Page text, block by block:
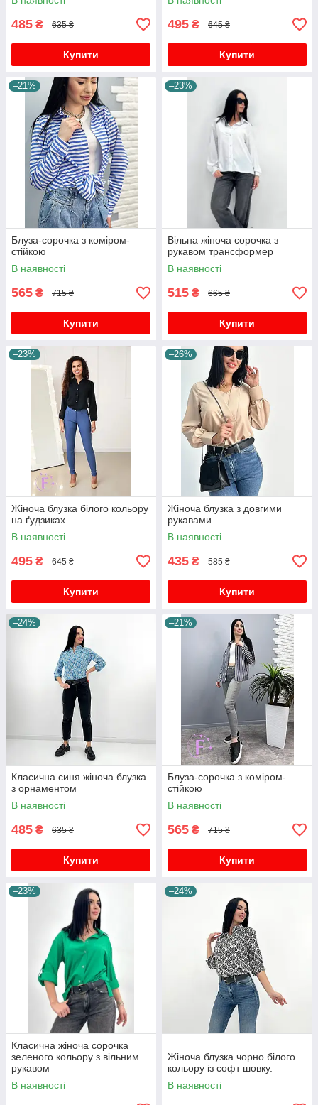
485 ₴ 635 ₴
Купити
495 ₴ 645 ₴
Купити
–21%
Блуза-сорочка з коміром-
стійкою
В наявності
565 ₴ 715 ₴
Купити
–23%
Вільна жіноча сорочка з
рукавом трансформер
В наявності
515 ₴ 665 ₴
Купити
–23%
Жіноча блузка білого кольору
на ґудзиках
В наявності
495 ₴ 645 ₴
Купити
–26%
Жіноча блузка з довгими
рукавами
В наявності
435 ₴ 585 ₴
Купити
–24%
Класична синя жіноча блузка
з орнаментом
В наявності
485 ₴ 635 ₴
Купити
–21%
Блуза-сорочка з коміром-
стійкою
В наявності
565 ₴ 715 ₴
Купити
–23%
Класична жіноча сорочка
зеленого кольору з вільним
рукавом
В наявності
–24%
Жіноча блузка чорно білого
кольору із софт шовку.
В наявності